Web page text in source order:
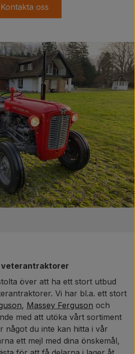
Kontakta oss
över att ha ett stort utbud
Vi har bl.a. ett stort
, Massey Ferguson och
med att utöka vårt sortiment
något du inte kan hitta i vår
ett mejl med dina önskemål,